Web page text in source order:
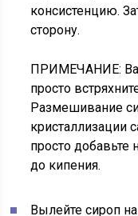
консистенцию.
сторону.
ПРИМЕЧАНИЕ:
просто
Размешивание
кристаллизации
просто
до кипения.
Вылейте сироп на